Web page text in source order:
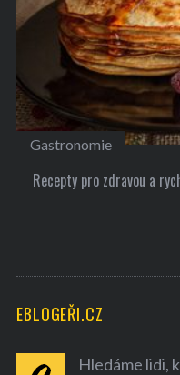
Gastronomie
Recepty pro zdravou a
EBLOGEŘI.CZ
Hledáme lidi,